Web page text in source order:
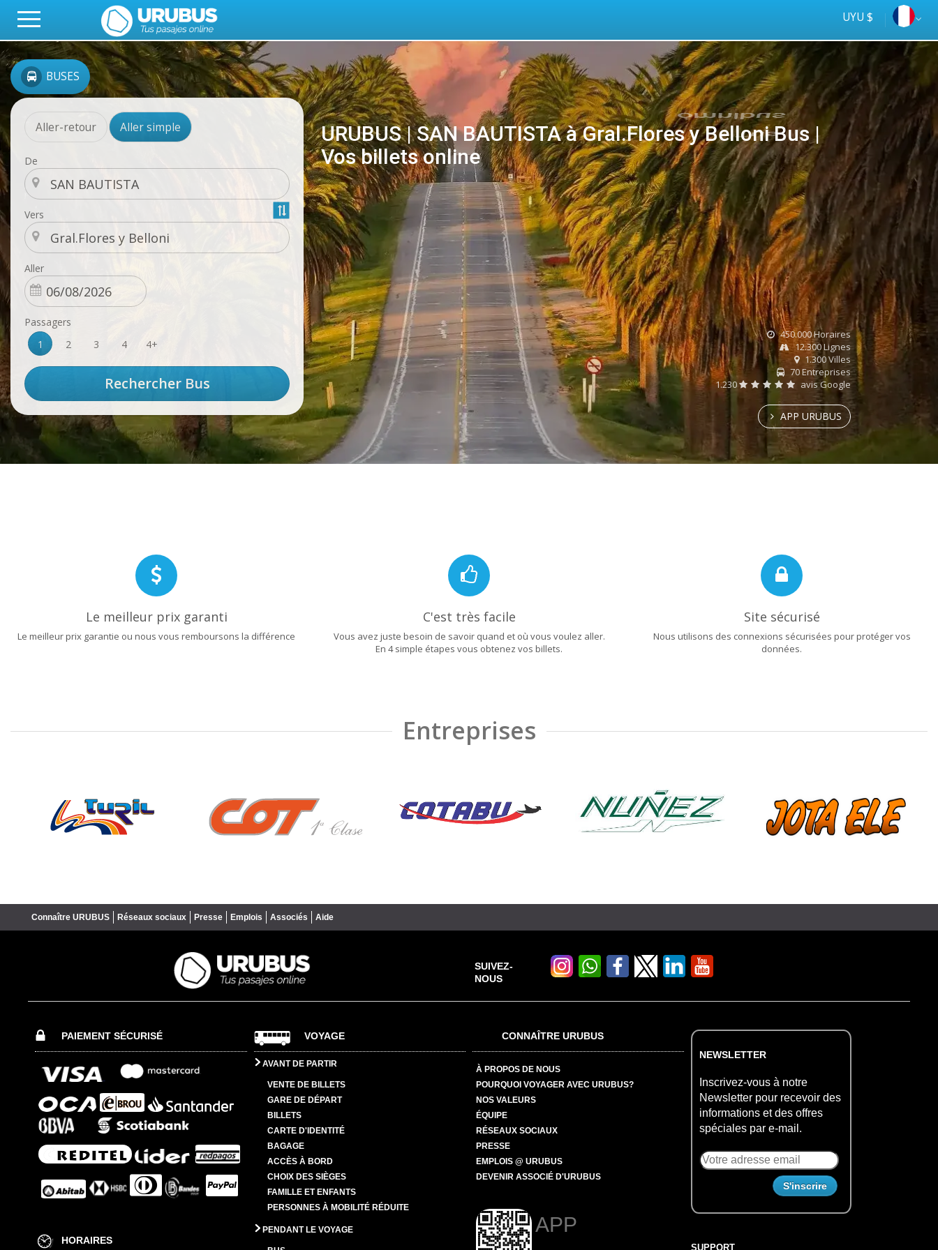
UYU $
BUSES
Aller-retour Aller simple
De
Vers
Aller
Passagers
1
2 3 4 4+
URUBUS | SAN BAUTISTA à Gral.Flores y Belloni Bus |
Vos billets online
online
Tus
ómnibus
450.000 Horaires
12.300 Lignes
1.300 Villes
70 Entreprises
1.230
avis Google
APP URUBUS
Le meilleur prix garanti
Le meilleur prix garantie ou nous vous remboursons la différence
C'est très facile
Vous avez juste besoin de savoir quand et où vous voulez aller.
En 4 simple étapes vous obtenez vos billets.
Site sécurisé
Nous utilisons des connexions sécurisées pour protéger vos
données.
Entreprises
Connaître URUBUS Réseaux sociaux Presse Emplois Associés Aide
SUIVEZ-
NOUS
PAIEMENT SÉCURISÉ
HORAIRES
VOYAGE
AVANT DE PARTIR
VENTE DE BILLETS
GARE DE DÉPART
BILLETS
CARTE D'IDENTITÉ
BAGAGE
ACCÈS À BORD
CHOIX DES SIÈGES
FAMILLE ET ENFANTS
PERSONNES À MOBILITÉ RÉDUITE
PENDANT LE VOYAGE
CONNAÎTRE URUBUS
À PROPOS DE NOUS
POURQUOI VOYAGER AVEC URUBUS?
NOS VALEURS
ÉQUIPE
RÉSEAUX SOCIAUX
PRESSE
EMPLOIS @ URUBUS
DEVENIR ASSOCIÉ D'URUBUS
APP
NEWSLETTER
Inscrivez-vous à notre
Newsletter pour recevoir des
informations et des offres
spéciales par e-mail.
SUPPORT